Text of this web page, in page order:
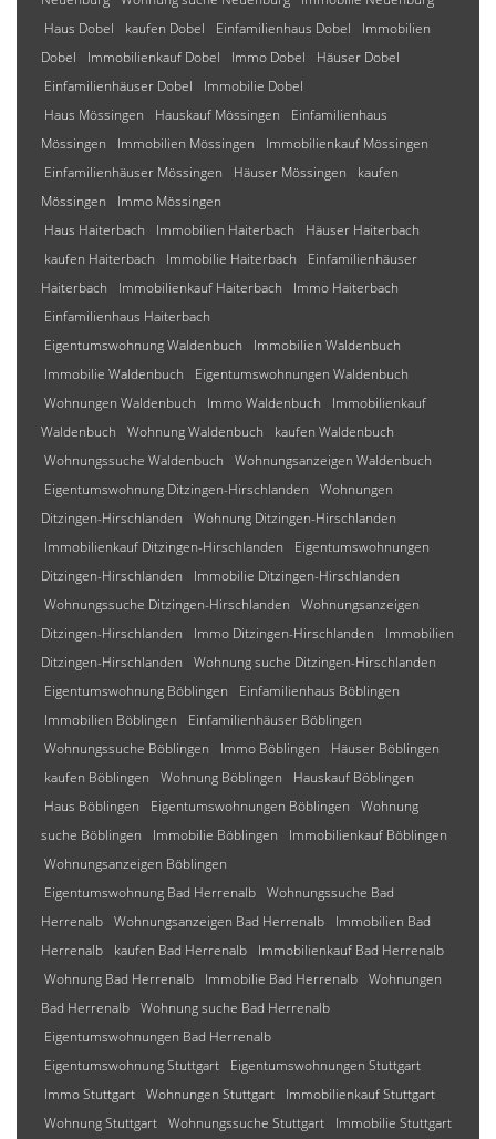
Haus Dobel
kaufen Dobel Einfamilienhaus Dobel
Immobilien
Dobel
Immobilienkauf Dobel Immo Dobel
Häuser Dobel
Einfamilienhäuser Dobel
Immobilie Dobel
Haus Mössingen
Hauskauf Mössingen
Einfamilienhaus
Mössingen
Immobilien Mössingen
Immobilienkauf Mössingen
Einfamilienhäuser Mössingen
Häuser Mössingen
kaufen
Mössingen
Immo Mössingen
Haus Haiterbach
Immobilien Haiterbach
Häuser Haiterbach
kaufen Haiterbach
Immobilie Haiterbach
Einfamilienhäuser
Haiterbach
Immobilienkauf Haiterbach
Immo Haiterbach
Einfamilienhaus Haiterbach
Eigentumswohnung Waldenbuch
Immobilien Waldenbuch
Immobilie Waldenbuch
Eigentumswohnungen Waldenbuch
Wohnungen Waldenbuch
Immo Waldenbuch
Immobilienkauf
Waldenbuch
Wohnung Waldenbuch
kaufen Waldenbuch
Wohnungssuche Waldenbuch
Wohnungsanzeigen Waldenbuch
Eigentumswohnung Ditzingen-Hirschlanden
Wohnungen
Ditzingen-Hirschlanden
Wohnung Ditzingen-Hirschlanden
Immobilienkauf Ditzingen-Hirschlanden
Eigentumswohnungen
Ditzingen-Hirschlanden
Immobilie Ditzingen-Hirschlanden
Wohnungssuche Ditzingen-Hirschlanden
Wohnungsanzeigen
Ditzingen-Hirschlanden
Immo Ditzingen-Hirschlanden
Immobilien
Ditzingen-Hirschlanden
Wohnung suche Ditzingen-Hirschlanden
Eigentumswohnung Böblingen
Einfamilienhaus Böblingen
Immobilien Böblingen
Einfamilienhäuser Böblingen
Wohnungssuche Böblingen
Immo Böblingen
Häuser Böblingen
kaufen Böblingen
Wohnung Böblingen
Hauskauf Böblingen
Haus Böblingen
Eigentumswohnungen Böblingen
Wohnung
suche Böblingen
Immobilie Böblingen
Immobilienkauf Böblingen
Wohnungsanzeigen Böblingen
Eigentumswohnung Bad Herrenalb Wohnungssuche Bad
Herrenalb Wohnungsanzeigen Bad Herrenalb
Immobilien Bad
Herrenalb
kaufen Bad Herrenalb
Immobilienkauf Bad Herrenalb
Wohnung Bad Herrenalb
Immobilie Bad Herrenalb Wohnungen
Bad Herrenalb Wohnung suche Bad Herrenalb
Eigentumswohnungen Bad Herrenalb
Eigentumswohnung Stuttgart
Eigentumswohnungen Stuttgart
Immo Stuttgart Wohnungen Stuttgart
Immobilienkauf Stuttgart
Wohnung Stuttgart Wohnungssuche Stuttgart Immobilie Stuttgart